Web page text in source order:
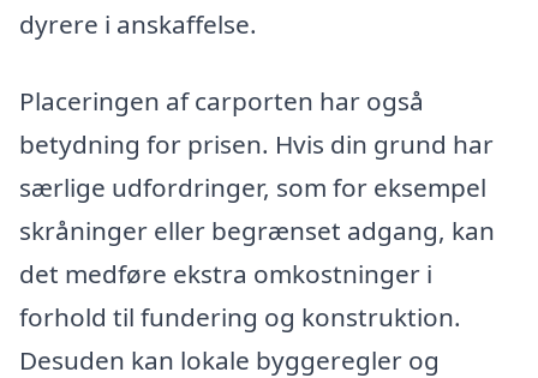
dyrere i anskaffelse.
Placeringen af carporten har også
betydning for prisen. Hvis din grund har
særlige udfordringer, som for eksempel
skråninger eller begrænset adgang, kan
det medføre ekstra omkostninger i
forhold til fundering og konstruktion.
Desuden kan lokale byggeregler og